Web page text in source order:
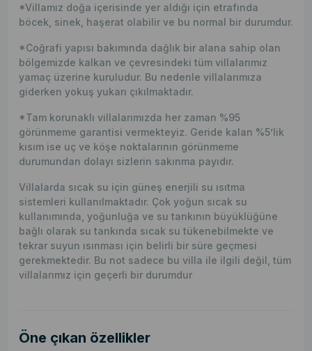
*Villamız doğa içerisinde yer aldığı için etrafında
böcek, sinek, haşerat olabilir ve bu normal bir durumdur.
*Coğrafi yapısı bakımında dağlık bir alana sahip olan
bölgemizde kalkan ve çevresindeki tüm villalarımız
yamaç üzerine kuruludur. Bu nedenle villalarımıza
giderken yokuş yukarı çıkılmaktadır.
*Tam korunaklı villalarımızda her zaman %95
görünmeme garantisi vermekteyiz. Geride kalan %5’lik
kısım ise uç ve köşe noktalarının görünmeme
durumundan dolayı sizlerin sakınma payıdır.
Villalarda sıcak su için güneş enerjili su ısıtma
sistemleri kullanılmaktadır. Çok yoğun sıcak su
kullanımında, yoğunluğa ve su tankının büyüklüğüne
bağlı olarak su tankında sıcak su tükenebilmekte ve
tekrar suyun ısınması için belirli bir süre geçmesi
gerekmektedir. Bu not sadece bu villa ile ilgili değil, tüm
villalarımız için geçerli bir durumdur
Öne çıkan özellikler